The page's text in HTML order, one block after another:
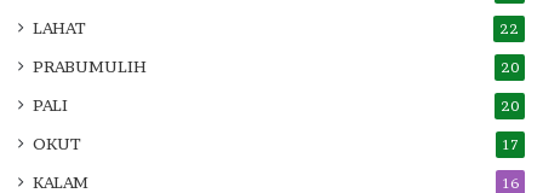
LAHAT 22
PRABUMULIH 20
PALI 20
OKUT 17
KALAM 16